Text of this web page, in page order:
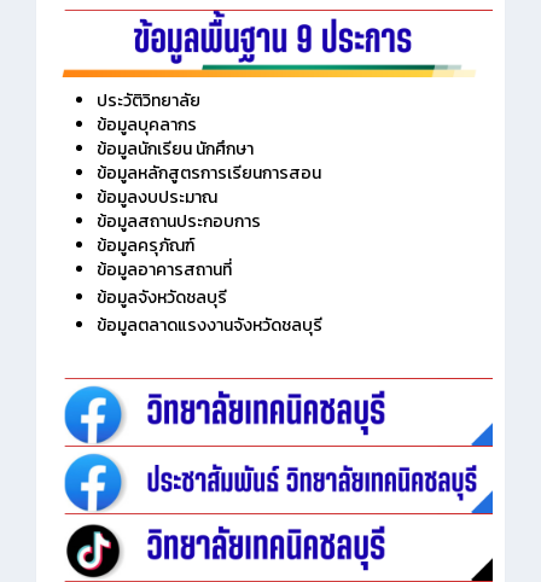
ประวัติวิทยาลัย
ข้อมูลบุคลากร
ข้อมูลนักเรียน นักศึกษา
ข้อมูลหลักสูตรการเรียนการสอน
ข้อมูลงบประมาณ
ข้อมูลสถานประกอบการ
ข้อมูลครุภัณฑ์
ข้อมูลอาคารสถานที่
ข้อมูลจังหวัดชลบุรี
ข้อมูลตลาดแรงงานจังหวัดชลบุรี